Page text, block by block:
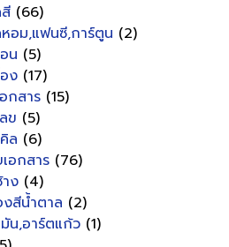
(66)
อม,แฟนซี,การ์ตูน (2)
น (5)
ง (17)
กสาร (15)
ข (5)
ล (6)
อกสาร (76)
ง (4)
สีน้ำตาล (2)
น,อาร์ตแก้ว (1)